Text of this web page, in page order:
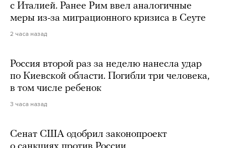
с Италией. Ранее Рим ввел аналогичные
меры из-за миграционного кризиса в Сеуте
2 часа назад
Россия второй раз за неделю нанесла удар
по Киевской области. Погибли три человека,
в том числе ребенок
3 часа назад
Сенат США одобрил законопроект